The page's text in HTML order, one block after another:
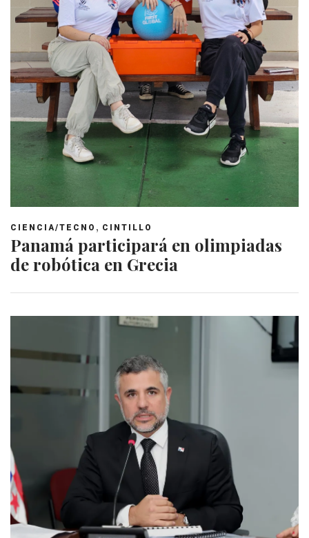
CIENCIA/TECNO , CINTILLO
Panamá participará en olimpiadas
de robótica en Grecia